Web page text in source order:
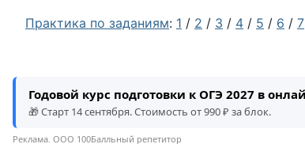
Практика по заданиям: 1 / 2 / 3 / 4 / 5 / 6 / 7
Годовой курс подготовки к ОГЭ 2027 в
🎁 Старт 14 сентября. Стоимость от 990 ₽ за блок.
Реклама. ООО 100Балльный репетитор